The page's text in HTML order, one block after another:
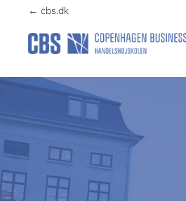
primary
navigation
main
content
← cbs.dk